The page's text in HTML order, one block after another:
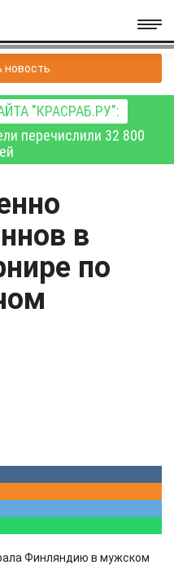
новость
"КРАСРАБ.РУ":
перечислили 32 800
в
по
Финляндию в мужском